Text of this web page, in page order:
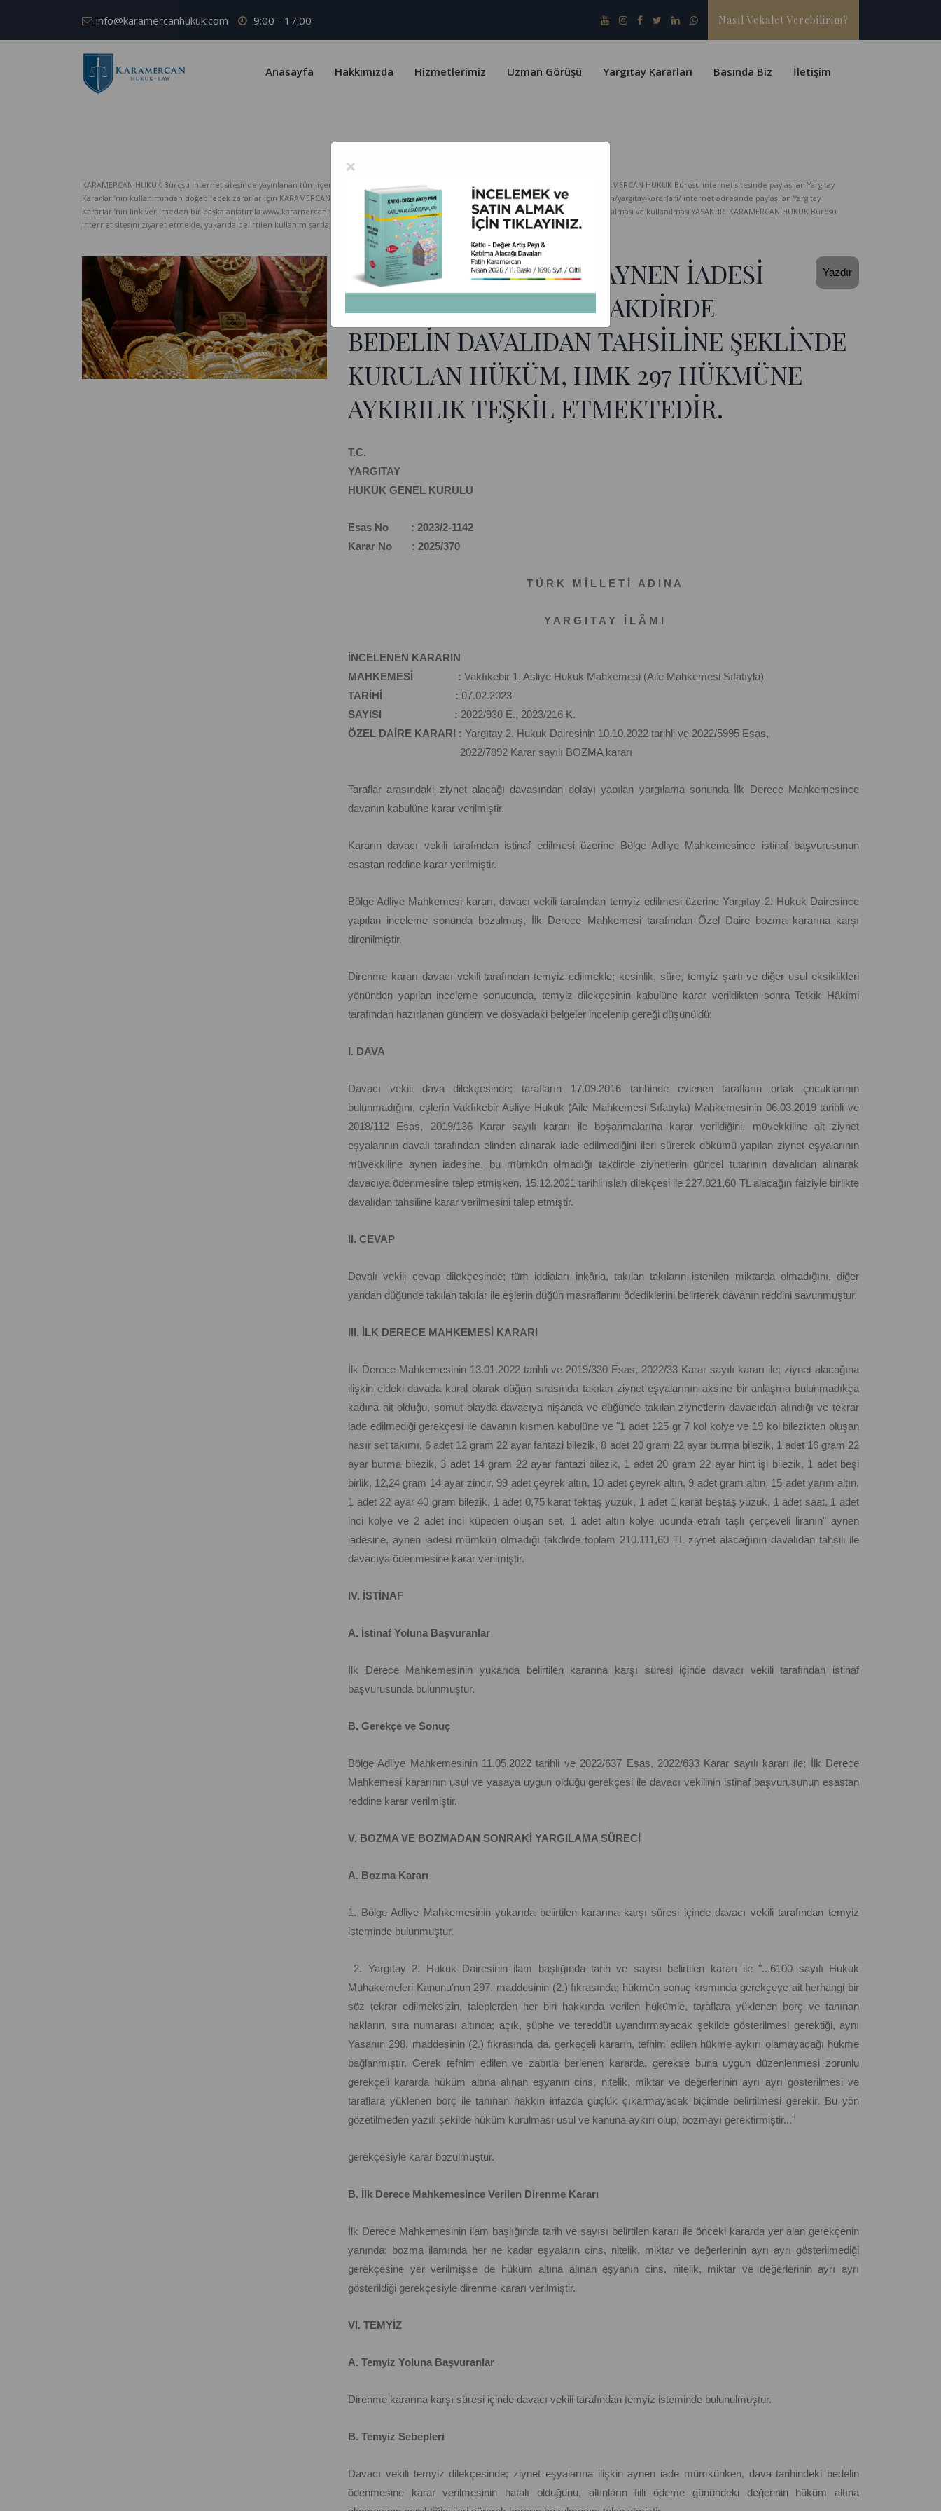
info@karamercanhukuk.com 9:00 - 17:00 Nasıl Vekalet Verebilirim?
Anasayfa Hakkımızda Hizmetlerimiz Uzman Görüşü Yargıtay Kararları Basında Biz İletişim
KARAMERCAN HUKUK Bürosu internet sitesinde yayınlanan tüm içerik telif yasaları ve Türk Patent Enstitüsü kapsamında koruma altındadır. KARAMERCAN HUKUK Bürosu internet sitesinde paylaşılan Yargıtay
Kararları’nın kullanımından doğabilecek zararlar için KARAMERCAN HUKUK Bürosu hiçbir sorumluluk kabul etmez. www.karamercanhukuk.com/yargitay-kararlari/ internet adresinde paylaşılan Yargıtay
Kararları’nın link verilmeden bir başka anlatımla www.karamercanhukuk.com internet adresinden alındığı belirtilmeksizin kopyalanması, paylaşılması ve kullanılması YASAKTIR. KARAMERCAN HUKUK Bürosu
internet sitesini ziyaret etmekle, yukarıda belirtilen kullanım şartlarını kabul etmiş sayılırsınız.
Yazdır
ZİYNET EŞYALARININ AYNEN İADESİ
MÜMKÜN OLMADIĞI TAKDİRDE
BEDELİN DAVALIDAN TAHSİLİNE ŞEKLİNDE
KURULAN HÜKÜM, HMK 297 HÜKMÜNE
AYKIRILIK TEŞKİL ETMEKTEDİR.
T.C.
YARGITAY
HUKUK GENEL KURULU
Esas No : 2023/2-1142
Karar No : 2025/370
T Ü R K M İ L L E T İ A D I N A
Y A R G I T A Y İ L Â M I
İNCELENEN KARARIN
MAHKEMESİ : Vakfıkebir 1. Asliye Hukuk Mahkemesi (Aile Mahkemesi Sıfatıyla)
TARİHİ : 07.02.2023
SAYISI : 2022/930 E., 2023/216 K.
ÖZEL DAİRE KARARI : Yargıtay 2. Hukuk Dairesinin 10.10.2022 tarihli ve 2022/5995 Esas,
2022/7892 Karar sayılı BOZMA kararı
Taraflar arasındaki ziynet alacağı davasından dolayı yapılan yargılama sonunda İlk Derece Mahkemesince
davanın kabulüne karar verilmiştir.
Kararın davacı vekili tarafından istinaf edilmesi üzerine Bölge Adliye Mahkemesince istinaf başvurusunun
esastan reddine karar verilmiştir.
Bölge Adliye Mahkemesi kararı, davacı vekili tarafından temyiz edilmesi üzerine Yargıtay 2. Hukuk Dairesince
yapılan inceleme sonunda bozulmuş, İlk Derece Mahkemesi tarafından Özel Daire bozma kararına karşı
direnilmiştir.
Direnme kararı davacı vekili tarafından temyiz edilmekle; kesinlik, süre, temyiz şartı ve diğer usul eksiklikleri
yönünden yapılan inceleme sonucunda, temyiz dilekçesinin kabulüne karar verildikten sonra Tetkik Hâkimi
tarafından hazırlanan gündem ve dosyadaki belgeler incelenip gereği düşünüldü:
I. DAVA
Davacı vekili dava dilekçesinde; tarafların 17.09.2016 tarihinde evlenen tarafların ortak çocuklarının
bulunmadığını, eşlerin Vakfıkebir Asliye Hukuk (Aile Mahkemesi Sıfatıyla) Mahkemesinin 06.03.2019 tarihli ve
2018/112 Esas, 2019/136 Karar sayılı kararı ile boşanmalarına karar verildiğini, müvekkiline ait ziynet
eşyalarının davalı tarafından elinden alınarak iade edilmediğini ileri sürerek dökümü yapılan ziynet eşyalarının
müvekkiline aynen iadesine, bu mümkün olmadığı takdirde ziynetlerin güncel tutarının davalıdan alınarak
davacıya ödenmesine talep etmişken, 15.12.2021 tarihli ıslah dilekçesi ile 227.821,60 TL alacağın faiziyle birlikte
davalıdan tahsiline karar verilmesini talep etmiştir.
II. CEVAP
Davalı vekili cevap dilekçesinde; tüm iddiaları inkârla, takılan takıların istenilen miktarda olmadığını, diğer
yandan düğünde takılan takılar ile eşlerin düğün masraflarını ödediklerini belirterek davanın reddini savunmuştur.
III. İLK DERECE MAHKEMESİ KARARI
İlk Derece Mahkemesinin 13.01.2022 tarihli ve 2019/330 Esas, 2022/33 Karar sayılı kararı ile; ziynet alacağına
ilişkin eldeki davada kural olarak düğün sırasında takılan ziynet eşyalarının aksine bir anlaşma bulunmadıkça
kadına ait olduğu, somut olayda davacıya nişanda ve düğünde takılan ziynetlerin davacıdan alındığı ve tekrar
iade edilmediği gerekçesi ile davanın kısmen kabulüne ve "1 adet 125 gr 7 kol kolye ve 19 kol bilezikten oluşan
hasır set takımı, 6 adet 12 gram 22 ayar fantazi bilezik, 8 adet 20 gram 22 ayar burma bilezik, 1 adet 16 gram 22
ayar burma bilezik, 3 adet 14 gram 22 ayar fantazi bilezik, 1 adet 20 gram 22 ayar hint işi bilezik, 1 adet beşi
birlik, 12,24 gram 14 ayar zincir, 99 adet çeyrek altın, 10 adet çeyrek altın, 9 adet gram altın, 15 adet yarım altın,
1 adet 22 ayar 40 gram bilezik, 1 adet 0,75 karat tektaş yüzük, 1 adet 1 karat beştaş yüzük, 1 adet saat, 1 adet
inci kolye ve 2 adet inci küpeden oluşan set, 1 adet altın kolye ucunda etrafı taşlı çerçeveli liranın" aynen
iadesine, aynen iadesi mümkün olmadığı takdirde toplam 210.111,60 TL ziynet alacağının davalıdan tahsili ile
davacıya ödenmesine karar verilmiştir.
IV. İSTİNAF
A. İstinaf Yoluna Başvuranlar
İlk Derece Mahkemesinin yukarıda belirtilen kararına karşı süresi içinde davacı vekili tarafından istinaf
başvurusunda bulunmuştur.
B. Gerekçe ve Sonuç
Bölge Adliye Mahkemesinin 11.05.2022 tarihli ve 2022/637 Esas, 2022/633 Karar sayılı kararı ile; İlk Derece
Mahkemesi kararının usul ve yasaya uygun olduğu gerekçesi ile davacı vekilinin istinaf başvurusunun esastan
reddine karar verilmiştir.
V. BOZMA VE BOZMADAN SONRAKİ YARGILAMA SÜRECİ
A. Bozma Kararı
1. Bölge Adliye Mahkemesinin yukarıda belirtilen kararına karşı süresi içinde davacı vekili tarafından temyiz
isteminde bulunmuştur.
2. Yargıtay 2. Hukuk Dairesinin ilam başlığında tarih ve sayısı belirtilen kararı ile "...6100 sayılı Hukuk
Muhakemeleri Kanunu'nun 297. maddesinin (2.) fıkrasında; hükmün sonuç kısmında gerekçeye ait herhangi bir
söz tekrar edilmeksizin, taleplerden her biri hakkında verilen hükümle, taraflara yüklenen borç ve tanınan
hakların, sıra numarası altında; açık, şüphe ve tereddüt uyandırmayacak şekilde gösterilmesi gerektiği, aynı
Yasanın 298. maddesinin (2.) fıkrasında da, gerkeçeli kararın, tefhim edilen hükme aykırı olamayacağı hükme
bağlanmıştır. Gerek tefhim edilen ve zabıtla berlenen kararda, gerekse buna uygun düzenlenmesi zorunlu
gerekçeli kararda hüküm altına alınan eşyanın cins, nitelik, miktar ve değerlerinin ayrı ayrı gösterilmesi ve
taraflara yüklenen borç ile tanınan hakkın infazda güçlük çıkarmayacak biçimde belirtilmesi gerekir. Bu yön
gözetilmeden yazılı şekilde hüküm kurulması usul ve kanuna aykırı olup, bozmayı gerektirmiştir..."
gerekçesiyle karar bozulmuştur.
B. İlk Derece Mahkemesince Verilen Direnme Kararı
İlk Derece Mahkemesinin ilam başlığında tarih ve sayısı belirtilen kararı ile önceki kararda yer alan gerekçenin
yanında; bozma ilamında her ne kadar eşyaların cins, nitelik, miktar ve değerlerinin ayrı ayrı gösterilmediği
gerekçesine yer verilmişse de hüküm altına alınan eşyanın cins, nitelik, miktar ve değerlerinin ayrı ayrı
gösterildiği gerekçesiyle direnme kararı verilmiştir.
VI. TEMYİZ
A. Temyiz Yoluna Başvuranlar
Direnme kararına karşı süresi içinde davacı vekili tarafından temyiz isteminde bulunulmuştur.
B. Temyiz Sebepleri
Davacı vekili temyiz dilekçesinde; ziynet eşyalarına ilişkin aynen iade mümkünken, dava tarihindeki bedelin
ödenmesine karar verilmesinin hatalı olduğunu, altınların fiili ödeme günündeki değerinin hüküm altına
×